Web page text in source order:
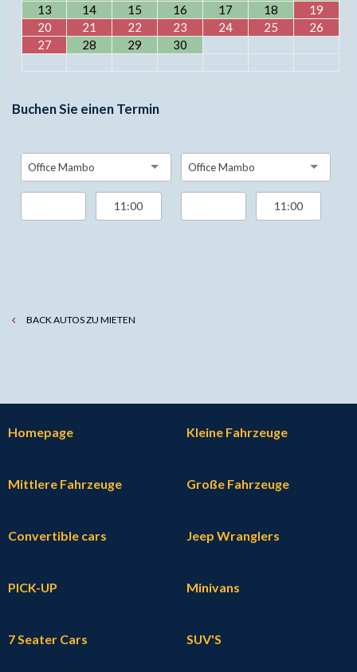
13
14 15 16 17 18
19
20
21 22 23 24 25
26
27
28 29 30
Buchen Sie einen Termin
Office Mambo Office Mambo
BACK AUTOS ZU MIETEN
Homepage Kleine Fahrzeuge
Mittlere Fahrzeuge Große Fahrzeuge
Convertible cars Jeep Wranglers
PICK-UP Minivans
7 Seater Cars SUV'S